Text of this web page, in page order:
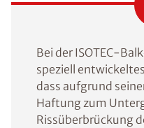
Bei der ISOTEC-
speziell
dass aufgrund
Haftung zum
Rissüberbrückung